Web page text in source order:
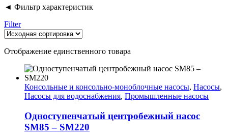
◄ Фильтр характеристик
Filter
Отображение единственного товара
Консольные и консольно-моноблочные насосы, Насосы,
Насосы для водоснабжения, Промышленные насосы
Одноступенчатый центробежный насос
SM85 – SM220